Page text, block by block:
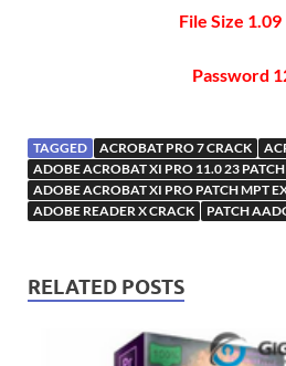
File Size
Password
TAGGED ACROBAT PRO 7 CRACK
ADOBE ACROBAT XI PRO 11.0 23 PATCH
ADOBE ACROBAT XI PRO PATCH MPT
ADOBE READER X CRACK
PATCH
RELATED POSTS